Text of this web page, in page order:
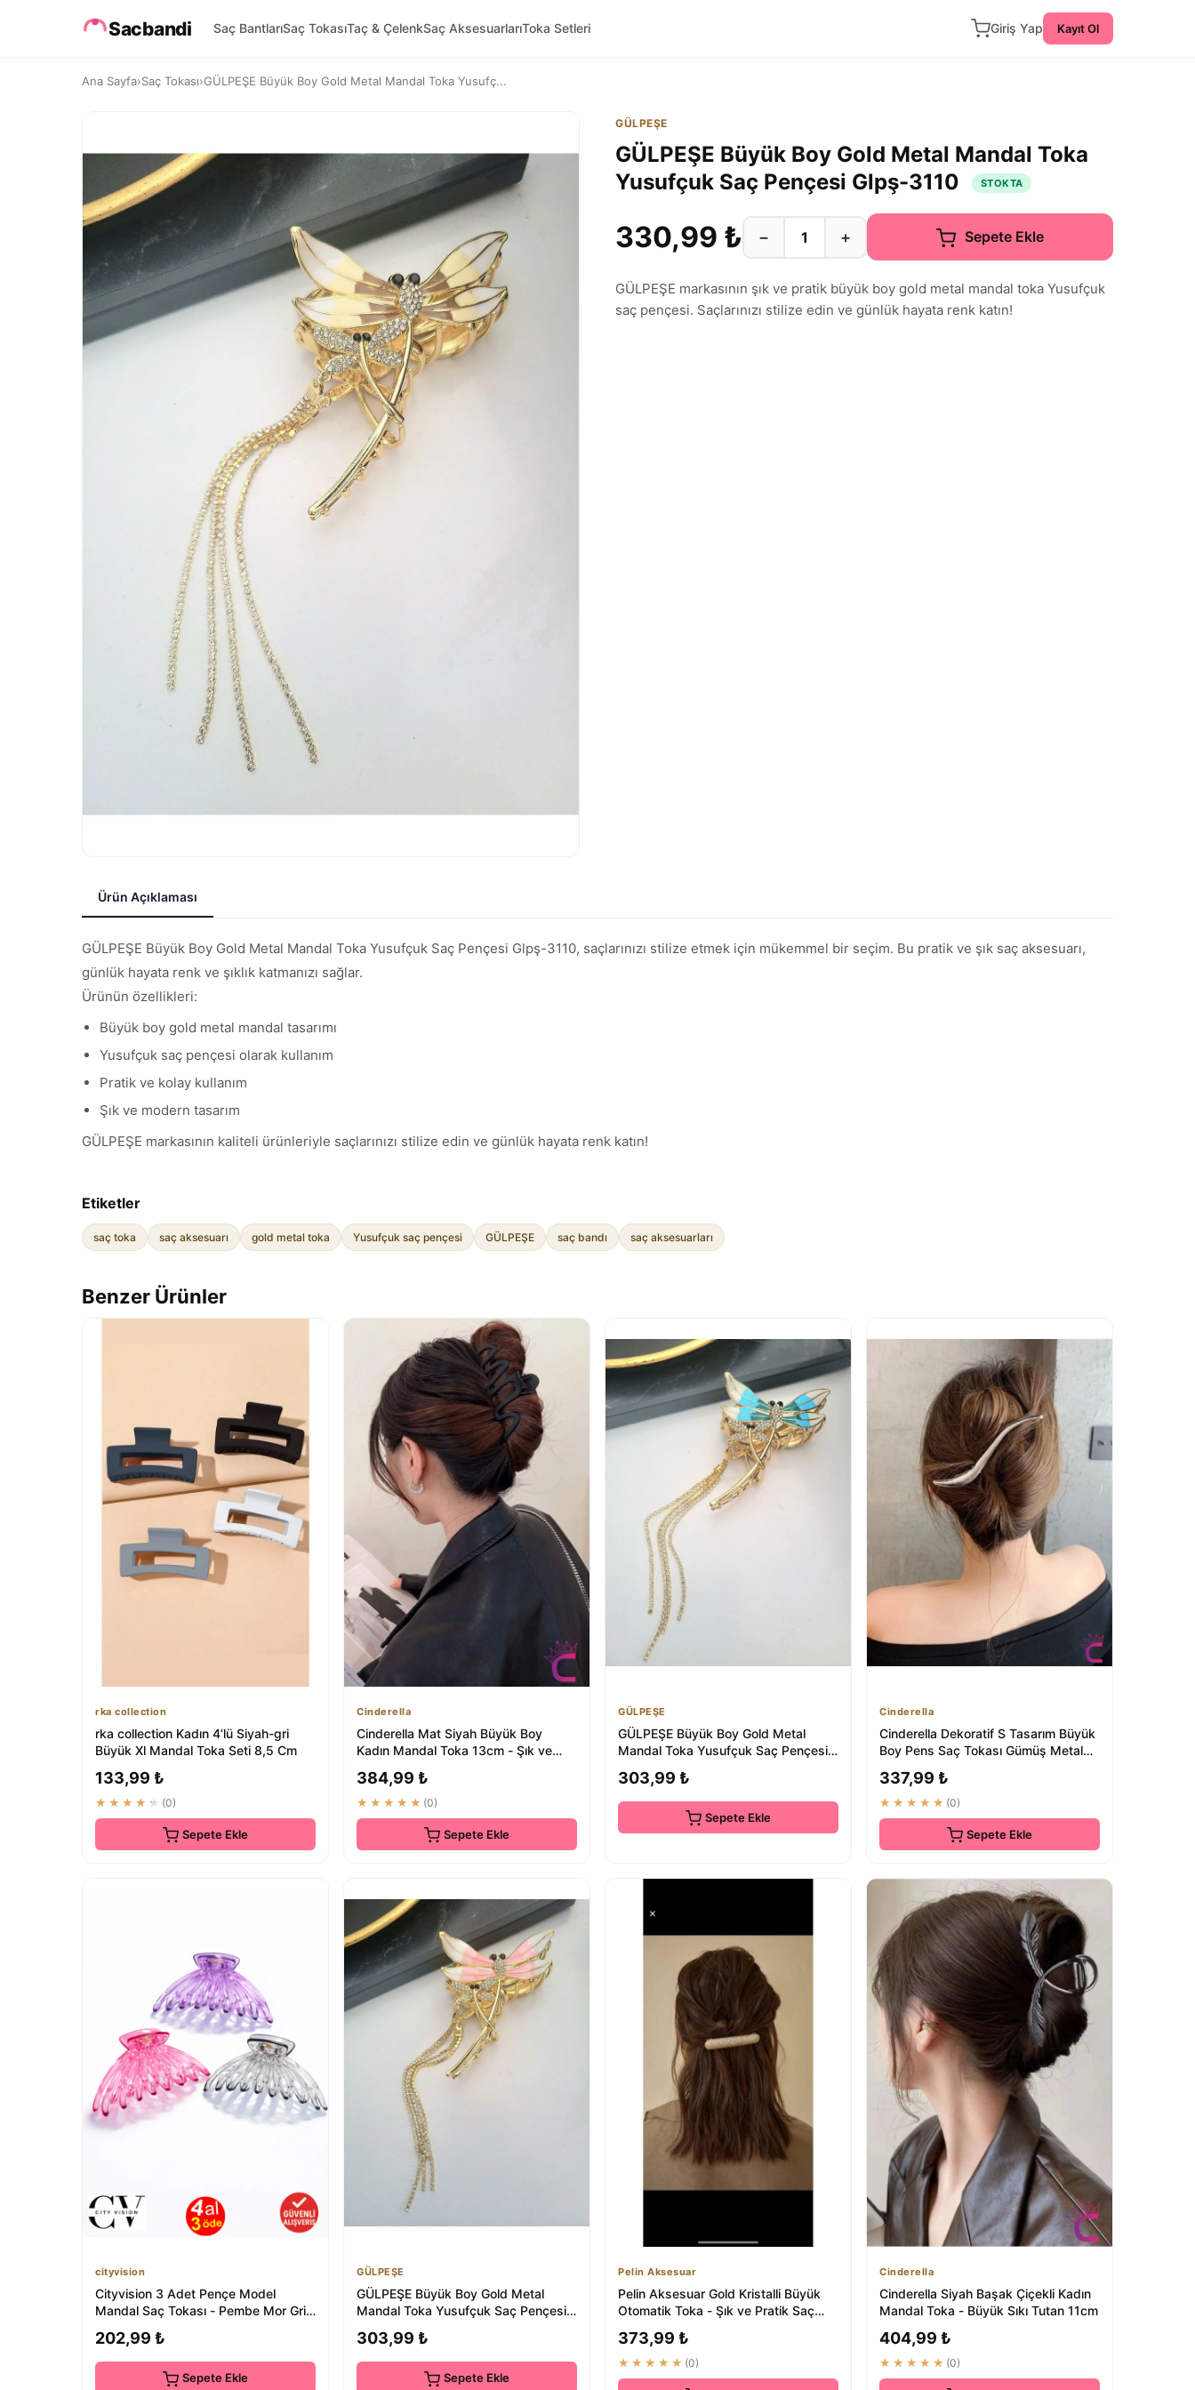
Sacbandi Saç BantlarıSaç TokasıTaç & ÇelenkSaç AksesuarlarıToka Setleri Giriş Yap Kayıt Ol
Ana Sayfa›Saç Tokası›GÜLPEŞE Büyük Boy Gold Metal Mandal Toka Yusufç...
GÜLPEŞE
GÜLPEŞE Büyük Boy Gold Metal Mandal Toka
Yusufçuk Saç Pençesi Glpş-3110
STOKTA
330,99 ₺ − + Sepete Ekle
GÜLPEŞE markasının şık ve pratik büyük boy gold metal mandal toka Yusufçuk
saç pençesi. Saçlarınızı stilize edin ve günlük hayata renk katın!
Ürün Açıklaması
GÜLPEŞE Büyük Boy Gold Metal Mandal Toka Yusufçuk Saç Pençesi Glpş-3110, saçlarınızı stilize etmek için mükemmel bir seçim. Bu pratik ve şık saç aksesuarı,
günlük hayata renk ve şıklık katmanızı sağlar.
Ürünün özellikleri:
Büyük boy gold metal mandal tasarımı
Yusufçuk saç pençesi olarak kullanım
Pratik ve kolay kullanım
Şık ve modern tasarım
GÜLPEŞE markasının kaliteli ürünleriyle saçlarınızı stilize edin ve günlük hayata renk katın!
Etiketler
saç toka saç aksesuarı gold metal toka Yusufçuk saç pençesi GÜLPEŞE saç bandı saç aksesuarları
Benzer Ürünler
rka collection
rka collection Kadın 4’lü Siyah-gri
Büyük Xl Mandal Toka Seti 8,5 Cm
133,99 ₺
★★★★★ (0)
Sepete Ekle
Cinderella
Cinderella Mat Siyah Büyük Boy
Kadın Mandal Toka 13cm - Şık ve
384,99 ₺
★★★★★ (0)
Sepete Ekle
GÜLPEŞE
GÜLPEŞE Büyük Boy Gold Metal
Mandal Toka Yusufçuk Saç Pençesi
303,99 ₺
Sepete Ekle
Cinderella
Cinderella Dekoratif S Tasarım Büyük
Boy Pens Saç Tokası Gümüş Metal
337,99 ₺
★★★★★ (0)
Sepete Ekle
cityvision
Cityvision 3 Adet Pençe Model
Mandal Saç Tokası - Pembe Mor Gri
12 cm
202,99 ₺
Sepete Ekle
GÜLPEŞE
GÜLPEŞE Büyük Boy Gold Metal
Mandal Toka Yusufçuk Saç Pençesi
Glpş-3110
303,99 ₺
Sepete Ekle
Pelin Aksesuar
Pelin Aksesuar Gold Kristalli Büyük
Otomatik Toka - Şık ve Pratik Saç
Aksesuarı
373,99 ₺
★★★★★ (0)
Cinderella
Cinderella Siyah Başak Çiçekli Kadın
Mandal Toka - Büyük Sıkı Tutan 11cm
404,99 ₺
★★★★★ (0)